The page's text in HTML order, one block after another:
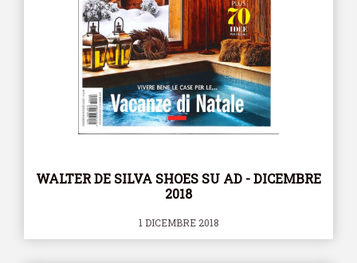
WALTER DE SILVA SHOES SU AD - DICEMBRE
2018
1 DICEMBRE 2018